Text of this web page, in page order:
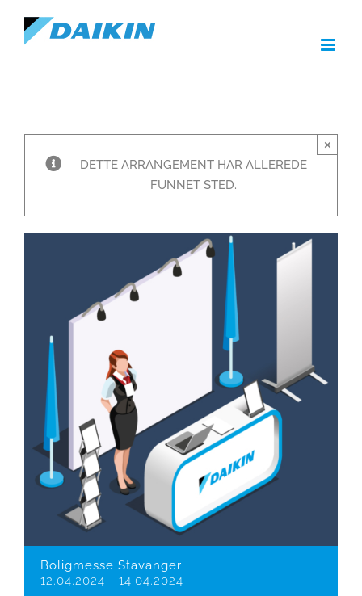
content
DETTE ARRANGEMENT HAR ALLEREDE
FUNNET STED.
×
Boligmesse Stavanger
12.04.2024 - 14.04.2024